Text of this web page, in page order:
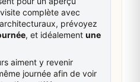
complète avec
prévoyez
, et idéalement une
aiment y revenir
journée afin de voir